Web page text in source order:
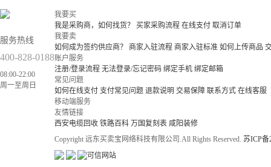
服务热线
400-828-0188
08:00-22:00
周一至周日
我要买
我是采购商，如何找货？
买家采购流程 在线支付 取消订单
我要卖
如何成为签约供应商？
商家入驻流程 商家入驻标准 如何上传商品
账户服务
注册/登录流程 无法登录/忘记密码 绑定手机 绑定邮箱
常见问题
如何在线支付 支付常见问题 退款说明 交易保障 联系方式 在线客服
移动端服务
友情链接
西安电缆回收 铁路百科 万国复刻表 咸阳装修
Copyright 远东买卖宝网络科技有限公司.All Rights Reserved. 苏ICP备